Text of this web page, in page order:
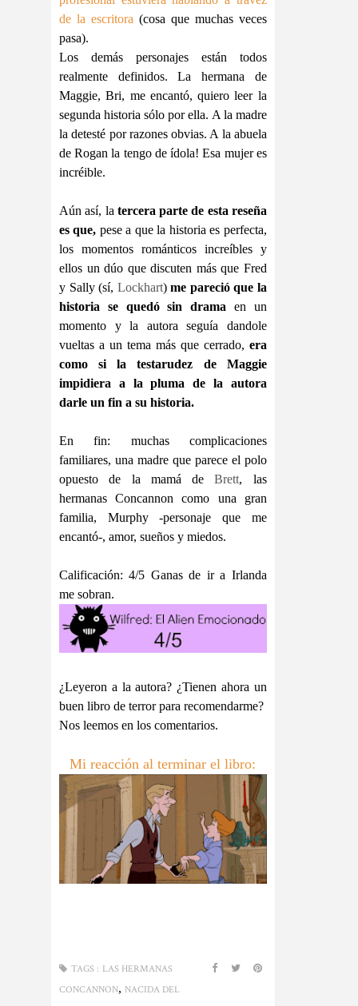
de la escritora (cosa que muchas veces
pasa).
Los demás personajes están todos
realmente definidos. La hermana de
Maggie, Bri, me encantó, quiero leer la
segunda historia sólo por ella. A la madre
la detesté por razones obvias. A la abuela
de Rogan la tengo de ídola! Esa mujer es
incréible.
Aún así, la tercera parte de esta reseña
es que, pese a que la historia es perfecta,
los momentos románticos increíbles y
ellos un dúo que discuten más que Fred
y Sally (sí, Lockhart)me pareció que la
historia se quedó sin drama en un
momento y la autora seguía dandole
vueltas a un tema más que cerrado, era
como si la testarudez de Maggie
impidiera a la pluma de la autora
darle un fin a su historia.
En fin: muchas complicaciones
familiares, una madre que parece el polo
opuesto de la mamá deBrett, las
hermanas Concannon como una gran
familia, Murphy -personaje que me
encantó-, amor, sueños y miedos.
Calificación: 4/5 Ganas de ir a Irlanda
me sobran.
¿Leyeron a la autora? ¿Tienen ahora un
buen libro de terror para recomendarme?
Nos leemos en los comentarios.
Mi reacción al terminar el libro:
TAGS : LAS HERMANAS
CONCANNON, NACIDA DEL